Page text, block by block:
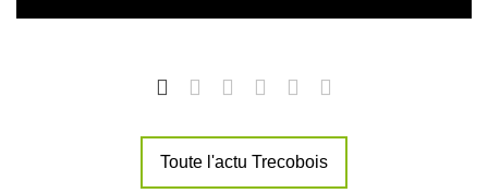
Toute l'actu Trecobois